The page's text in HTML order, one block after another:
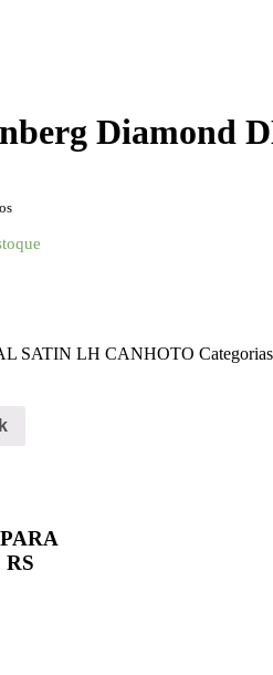
Diamond
SATIN LH CANHOTO
RS